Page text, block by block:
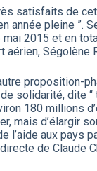
satisfaits de
année pleine ”.
mai 2015 et en
aérien, Ségolène
proposition-
solidarité, dite
180 millions
mais d’élargir
l’aide aux pays
de Claude